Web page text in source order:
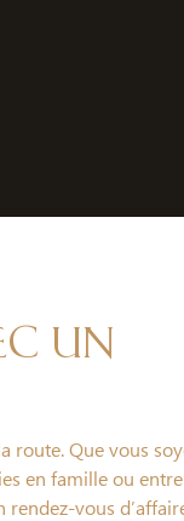
un
route. Que vous
en famille ou
rendez-vous